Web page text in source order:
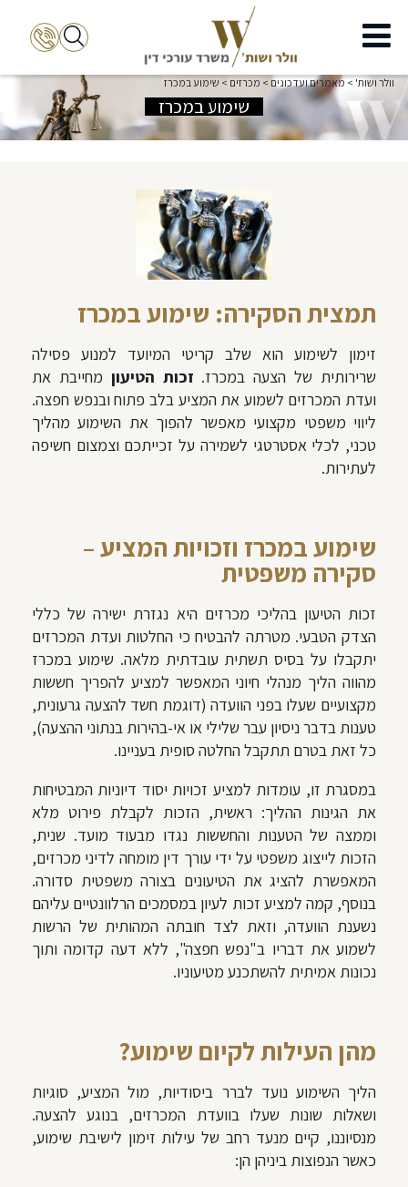
שימוע במכרז
וולר ושות' > מאמרים ועדכונים > מכרזים > שימוע במכרז
תמצית הסקירה: שימוע במכרז
זימון לשימוע הוא שלב קריטי המיועד למנוע פסילה
שרירותית של הצעה במכרז. זכות הטיעון מחייבת את
ועדת המכרזים לשמוע את המציע בלב פתוח ובנפש חפצה.
ליווי משפטי מקצועי מאפשר להפוך את השימוע מהליך
טכני, לכלי אסטרטגי לשמירה על זכייתכם וצמצום חשיפה
לעתירות.
שימוע במכרז וזכויות המציע –
סקירה משפטית
זכות הטיעון בהליכי מכרזים היא נגזרת ישירה של כללי
הצדק הטבעי. מטרתה להבטיח כי החלטות ועדת המכרזים
יתקבלו על בסיס תשתית עובדתית מלאה. שימוע במכרז
מהווה הליך מנהלי חיוני המאפשר למציע להפריך חששות
מקצועיים שעלו בפני הוועדה (דוגמת חשד להצעה גרעונית,
טענות בדבר ניסיון עבר שלילי או אי-בהירות בנתוני ההצעה),
כל זאת בטרם תתקבל החלטה סופית בעניינו.
במסגרת זו, עומדות למציע זכויות יסוד דיוניות המבטיחות
את הגינות ההליך: ראשית, הזכות לקבלת פירוט מלא
וממצה של הטענות והחששות נגדו מבעוד מועד. שנית,
הזכות לייצוג משפטי על ידי עורך דין מומחה לדיני מכרזים,
המאפשרת להציג את הטיעונים בצורה משפטית סדורה.
בנוסף, קמה למציע זכות לעיון במסמכים הרלוונטיים עליהם
נשענת הוועדה, וזאת לצד חובתה המהותית של הרשות
לשמוע את דבריו ב"נפש חפצה", ללא דעה קדומה ותוך
נכונות אמיתית להשתכנע מטיעוניו.
מהן העילות לקיום שימוע?
הליך השימוע נועד לברר ביסודיות, מול המציע, סוגיות
ושאלות שונות שעלו בוועדת המכרזים, בנוגע להצעה.
מנסיוננו, קיים מנעד רחב של עילות זימון לישיבת שימוע,
כאשר הנפוצות ביניהן הן: